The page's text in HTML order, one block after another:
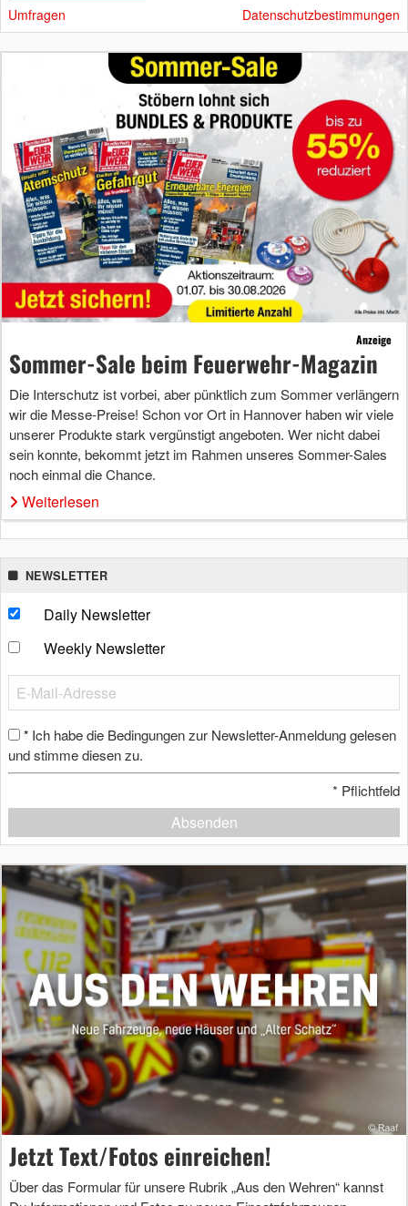
Umfragen Datenschutzbestimmungen
Anzeige
Sommer-Sale beim Feuerwehr-Magazin
Die Interschutz ist vorbei, aber pünktlich zum Sommer verlängern
wir die Messe-Preise! Schon vor Ort in Hannover haben wir viele
unserer Produkte stark vergünstigt angeboten. Wer nicht dabei
sein konnte, bekommt jetzt im Rahmen unseres Sommer-Sales
noch einmal die Chance.
Weiterlesen
NEWSLETTER
Daily Newsletter
Weekly Newsletter
* Ich habe die Bedingungen zur Newsletter-Anmeldung gelesen
und stimme diesen zu.
* Pflichtfeld
Absenden
Jetzt Text/Fotos einreichen!
Über das Formular für unsere Rubrik „Aus den Wehren“ kannst